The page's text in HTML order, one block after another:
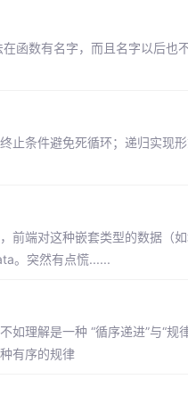
函数有名字，而且名字以后也
止条件避免死循环；递归实现
前端对这种嵌套类型的数据（
。突然有点慌......
理解是一种 “循序递进”与“
有序的规律